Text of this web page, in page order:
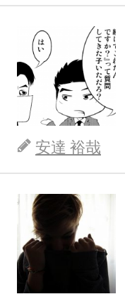
安達 裕哉